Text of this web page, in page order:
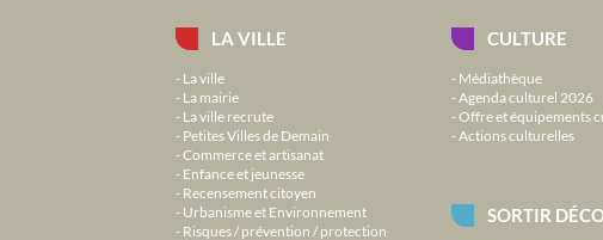
LA VILLE
La ville
La mairie
La ville recrute
Petites Villes de Demain
Commerce et artisanat
Enfance et jeunesse
Recensement citoyen
Urbanisme et Environnement
Risques / prévention / protection
CULTURE
Médiathèque
Agenda culturel 2026
Offre et équipements
Actions culturelles
SORTIR